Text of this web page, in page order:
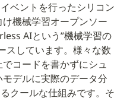
ベントを行ったシリコン
機械学習オープンソー
AIという”機械学習の
スしています。様々な数
コードを書かずにシュ
デルに実際のデータ分
クールな仕組みです。そ